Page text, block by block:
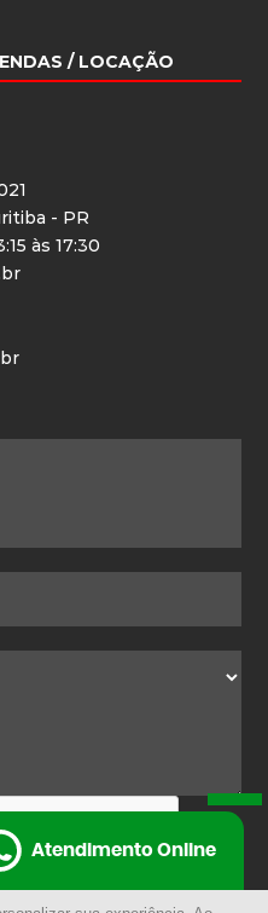
/ LOCAÇÃO
- PR
às 17:30
Atendimento Online